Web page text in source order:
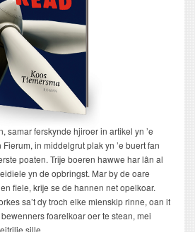
samar ferskynde hjiroer in artikel yn ’e
in middelgrut plak yn ’e buert fan
poaten. Trije boeren hawwe har lân al
yn de opbringst. Mar by de oare
fiele, krije se de hannen net opelkoar.
sa’t dy troch elke mienskip rinne, oan it
foarelkoar oer te stean, mei